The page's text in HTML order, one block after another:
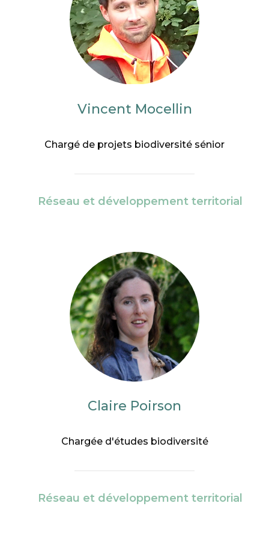
Vincent Mocellin
Chargé de projets biodiversité sénior
Réseau et développement territorial
Claire Poirson
Chargée d'études biodiversité
Réseau et développement territorial